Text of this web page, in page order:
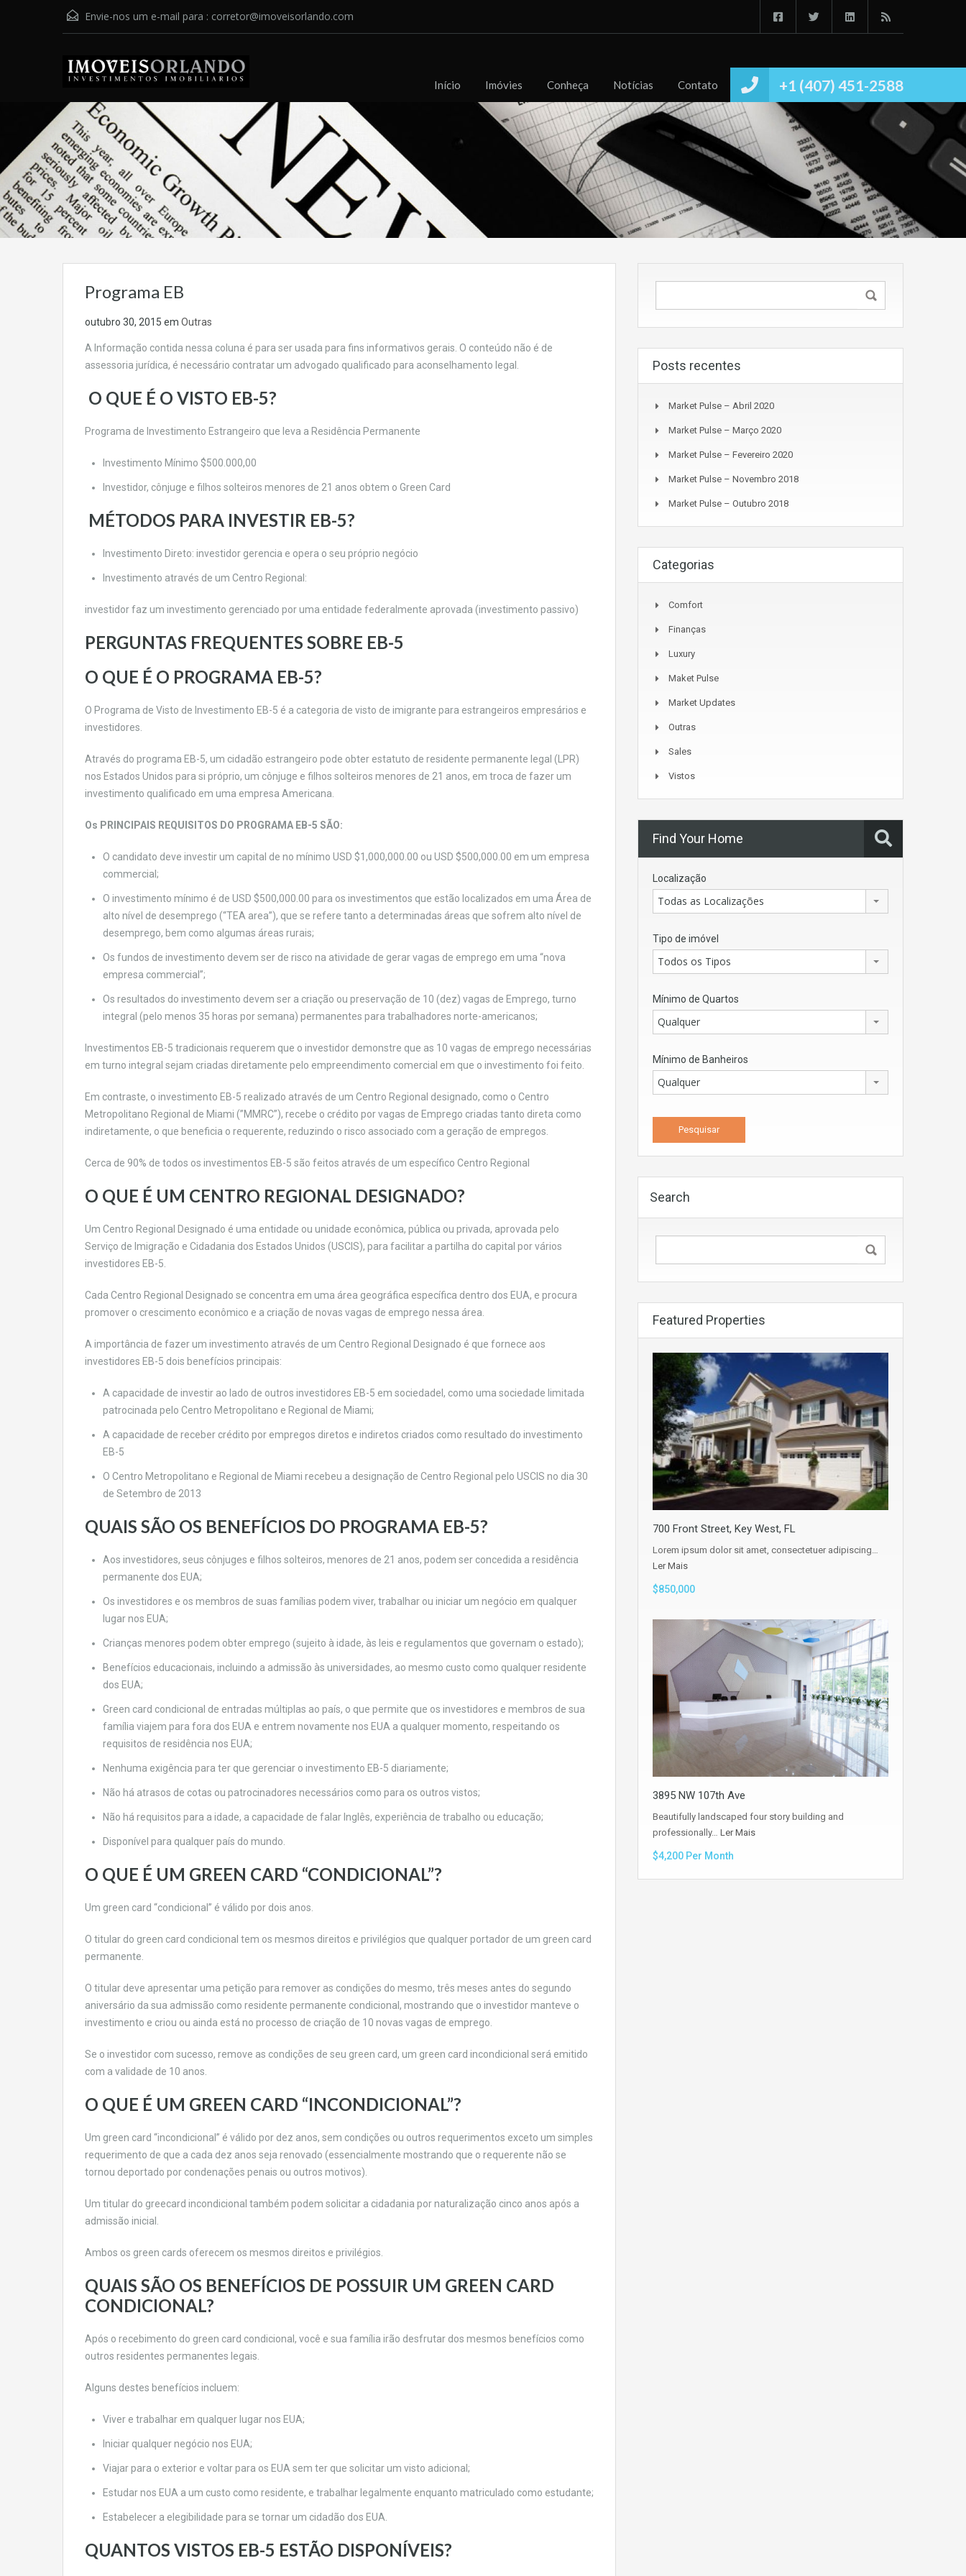
Início Imóvies Conheça Notícias Contato
Envie-nos um e-mail para : corretor@imoveisorlando.com
+1 (407) 451-2588
Início Imóvies Conheça Notícias Contato
Programa EB
outubro 30, 2015 em Outras
A Informação contida nessa coluna é para ser usada para fins informativos gerais. O conteúdo não é de
assessoria jurídica, é necessário contratar um advogado qualificado para aconselhamento legal.
O QUE É O VISTO EB-5?
Programa de Investimento Estrangeiro que leva a Residência Permanente
Investimento Mínimo $500.000,00
Investidor, cônjuge e filhos solteiros menores de 21 anos obtem o Green Card
MÉTODOS PARA INVESTIR EB-5?
Investimento Direto: investidor gerencia e opera o seu próprio negócio
Investimento através de um Centro Regional:
investidor faz um investimento gerenciado por uma entidade federalmente aprovada (investimento passivo)
PERGUNTAS FREQUENTES SOBRE EB-5
O QUE É O PROGRAMA EB-5?
O Programa de Visto de Investimento EB-5 é a categoria de visto de imigrante para estrangeiros empresários e
investidores.
Através do programa EB-5, um cidadão estrangeiro pode obter estatuto de residente permanente legal (LPR)
nos Estados Unidos para si próprio, um cônjuge e filhos solteiros menores de 21 anos, em troca de fazer um
investimento qualificado em uma empresa Americana.
Os PRINCIPAIS REQUISITOS DO PROGRAMA EB-5 SÃO:
O candidato deve investir um capital de no mínimo USD $1,000,000.00 ou USD $500,000.00 em um empresa
commercial;
O investimento mínimo é de USD $500,000.00 para os investimentos que estão localizados em uma Área de
alto nível de desemprego (“TEA area”), que se refere tanto a determinadas áreas que sofrem alto nível de
desemprego, bem como algumas áreas rurais;
Os fundos de investimento devem ser de risco na atividade de gerar vagas de emprego em uma “nova
empresa commercial”;
Os resultados do investimento devem ser a criação ou preservação de 10 (dez) vagas de Emprego, turno
integral (pelo menos 35 horas por semana) permanentes para trabalhadores norte-americanos;
Investimentos EB-5 tradicionais requerem que o investidor demonstre que as 10 vagas de emprego necessárias
em turno integral sejam criadas diretamente pelo empreendimento comercial em que o investimento foi feito.
Em contraste, o investimento EB-5 realizado através de um Centro Regional designado, como o Centro
Metropolitano Regional de Miami (”MMRC”), recebe o crédito por vagas de Emprego criadas tanto direta como
indiretamente, o que beneficia o requerente, reduzindo o risco associado com a geração de empregos.
Cerca de 90% de todos os investimentos EB-5 são feitos através de um específico Centro Regional
O QUE É UM CENTRO REGIONAL DESIGNADO?
Um Centro Regional Designado é uma entidade ou unidade econômica, pública ou privada, aprovada pelo
Serviço de Imigração e Cidadania dos Estados Unidos (USCIS), para facilitar a partilha do capital por vários
investidores EB-5.
Cada Centro Regional Designado se concentra em uma área geográfica específica dentro dos EUA, e procura
promover o crescimento econômico e a criação de novas vagas de emprego nessa área.
A importância de fazer um investimento através de um Centro Regional Designado é que fornece aos
investidores EB-5 dois benefícios principais:
A capacidade de investir ao lado de outros investidores EB-5 em sociedadel, como uma sociedade limitada
patrocinada pelo Centro Metropolitano e Regional de Miami;
A capacidade de receber crédito por empregos diretos e indiretos criados como resultado do investimento
EB-5
O Centro Metropolitano e Regional de Miami recebeu a designação de Centro Regional pelo USCIS no dia 30
de Setembro de 2013
QUAIS SÃO OS BENEFÍCIOS DO PROGRAMA EB-5?
Aos investidores, seus cônjuges e filhos solteiros, menores de 21 anos, podem ser concedida a residência
permanente dos EUA;
Os investidores e os membros de suas famílias podem viver, trabalhar ou iniciar um negócio em qualquer
lugar nos EUA;
Crianças menores podem obter emprego (sujeito à idade, às leis e regulamentos que governam o estado);
Benefícios educacionais, incluindo a admissão às universidades, ao mesmo custo como qualquer residente
dos EUA;
Green card condicional de entradas múltiplas ao país, o que permite que os investidores e membros de sua
família viajem para fora dos EUA e entrem novamente nos EUA a qualquer momento, respeitando os
requisitos de residência nos EUA;
Nenhuma exigência para ter que gerenciar o investimento EB-5 diariamente;
Não há atrasos de cotas ou patrocinadores necessários como para os outros vistos;
Não há requisitos para a idade, a capacidade de falar Inglês, experiência de trabalho ou educação;
Disponível para qualquer país do mundo.
O QUE É UM GREEN CARD “CONDICIONAL”?
Um green card “condicional” é válido por dois anos.
O titular do green card condicional tem os mesmos direitos e privilégios que qualquer portador de um green card
permanente.
O titular deve apresentar uma petição para remover as condições do mesmo, três meses antes do segundo
aniversário da sua admissão como residente permanente condicional, mostrando que o investidor manteve o
investimento e criou ou ainda está no processo de criação de 10 novas vagas de emprego.
Se o investidor com sucesso, remove as condições de seu green card, um green card incondicional será emitido
com a validade de 10 anos.
O QUE É UM GREEN CARD “INCONDICIONAL”?
Um green card “incondicional” é válido por dez anos, sem condições ou outros requerimentos exceto um simples
requerimento de que a cada dez anos seja renovado (essencialmente mostrando que o requerente não se
tornou deportado por condenações penais ou outros motivos).
Um titular do greecard incondicional também podem solicitar a cidadania por naturalização cinco anos após a
admissão inicial.
Ambos os green cards oferecem os mesmos direitos e privilégios.
QUAIS SÃO OS BENEFÍCIOS DE POSSUIR UM GREEN CARD
CONDICIONAL?
Após o recebimento do green card condicional, você e sua família irão desfrutar dos mesmos benefícios como
outros residentes permanentes legais.
Alguns destes benefícios incluem:
Viver e trabalhar em qualquer lugar nos EUA;
Iniciar qualquer negócio nos EUA;
Viajar para o exterior e voltar para os EUA sem ter que solicitar um visto adicional;
Estudar nos EUA a um custo como residente, e trabalhar legalmente enquanto matriculado como estudante;
Estabelecer a elegibilidade para se tornar um cidadão dos EUA.
QUANTOS VISTOS EB-5 ESTÃO DISPONÍVEIS?
Posts recentes
Market Pulse – Abril 2020
Market Pulse – Março 2020
Market Pulse – Fevereiro 2020
Market Pulse – Novembro 2018
Market Pulse – Outubro 2018
Categorias
Comfort
Finanças
Luxury
Maket Pulse
Market Updates
Outras
Sales
Vistos
Find Your Home
Localização
Todas as Localizações
Tipo de imóvel
Todos os Tipos
Mínimo de Quartos
Qualquer
Mínimo de Banheiros
Qualquer
Search
Featured Properties
700 Front Street, Key West, FL
Lorem ipsum dolor sit amet, consectetuer adipiscing…
Ler Mais
$850,000
3895 NW 107th Ave
Beautifully landscaped four story building and
professionally… Ler Mais
$4,200 Per Month